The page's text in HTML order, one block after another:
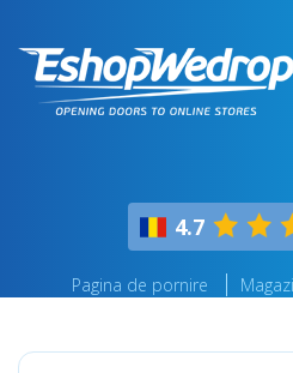
4.7
Pagina de pornire